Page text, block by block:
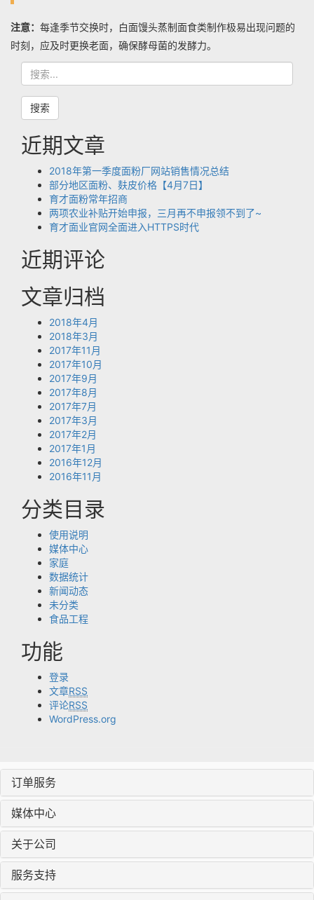
注意： 每逢季节交换时，白面馒头蒸制面食类制作极易出现问题的
时刻，应及时更换老面，确保酵母菌的发酵力。
搜
索
搜索
近期文章
2018年第一季度面粉厂网站销售情况总结
部分地区面粉、麸皮价格【4月7日】
育才面粉常年招商
两项农业补贴开始申报，三月再不申报领不到了~
育才面业官网全面进入HTTPS时代
近期评论
文章归档
2018年4月
2018年3月
2017年11月
2017年10月
2017年9月
2017年8月
2017年7月
2017年3月
2017年2月
2017年1月
2016年12月
2016年11月
分类目录
使用说明
媒体中心
家庭
数据统计
新闻动态
未分类
食品工程
功能
登录
文章RSS
评论RSS
WordPress.org
订单服务
媒体中心
关于公司
服务支持